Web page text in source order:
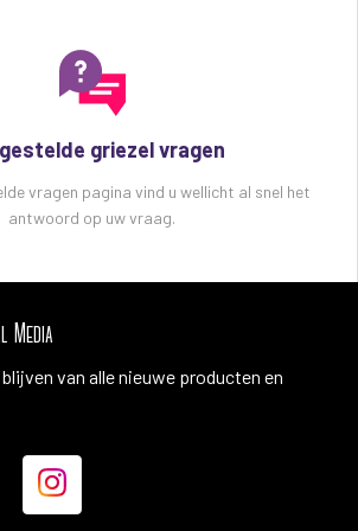
griezel vragen
vragen pagina vind u wellicht al snel het
antwoord op uw vraag.
Media
van alle nieuwe producten en